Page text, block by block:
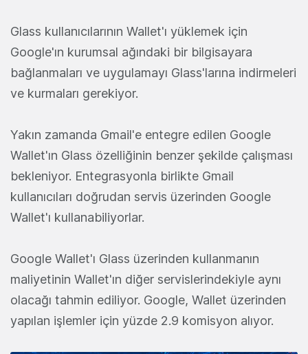
Glass kullanıcılarının Wallet'ı yüklemek için
Google'ın kurumsal ağındaki bir bilgisayara
bağlanmaları ve uygulamayı Glass'larına indirmeleri
ve kurmaları gerekiyor.
Yakın zamanda Gmail'e entegre edilen Google
Wallet'ın Glass özelliğinin benzer şekilde çalışması
bekleniyor. Entegrasyonla birlikte Gmail
kullanıcıları doğrudan servis üzerinden Google
Wallet'ı kullanabiliyorlar.
Google Wallet'ı Glass üzerinden kullanmanın
maliyetinin Wallet'ın diğer servislerindekiyle aynı
olacağı tahmin ediliyor. Google, Wallet üzerinden
yapılan işlemler için yüzde 2.9 komisyon alıyor.